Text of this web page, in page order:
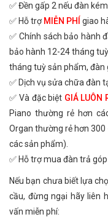
✅ Đền gấp 2 nếu đàn
✅ Hỗ trợ MIỄN PHÍ giao
✅ Chính sách bảo hành
bảo hành 12-24 tháng
tháng tuỳ sản phẩm, đàn
✅ Dịch vụ sửa chữa đàn
✅ Và đặc biệt GIÁ LUÔN
Piano thường rẻ hơn
Organ thường rẻ hơn
các sản phẩm).
✅ Hỗ trợ mua đàn trả
Nếu bạn chưa biết lựa
cầu, đừng ngại hãy liên
vấn miễn phí: